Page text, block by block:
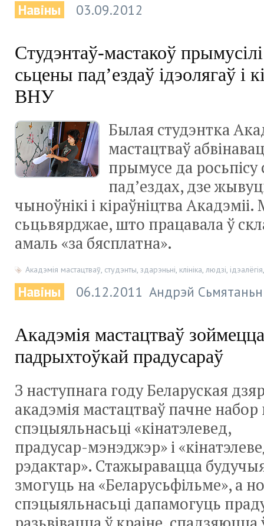
Навіны 03.09.2012
Студэнтаў-мастакоў
сьцены пад’ездаў ідэолягаў і
ВНУ
Былая студэнтка
мастацтваў
прымусе да росьпісу
пад’ездах, дзе
чыноўнікі і кіраўніцтва
сьцьвярджае, што працавала ў
амаль «за бясплатна».
Акадэмія мастацтваў, студэнты, здарэньні, клініка, людзі, ідэалёгія
Навіны 06.12.2011 Андрэй
Акадэмія мастацтваў зоймецца
падрыхтоўкай прадусараў
З наступнага году Беларуская
акадэмія мастацтваў пачне набор
спэцыяльнасьці «кінатэлевед,
прадусар-мэнэджэр» і
рэдактар». Стажыравацца
змогуць на «Беларусьфільме», а
спэцыяльнасьці дапамогуць